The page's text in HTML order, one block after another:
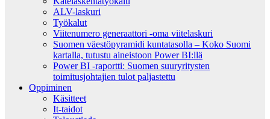
ALV-laskuri
Työkalut
Viitenumero generaattori -oma viitelaskuri
Suomen väestöpyramidi kuntatasolla – Koko Suomi
kartalla, tutustu aineistoon Power BI:llä
Power BI -raportti: Suomen suuryritysten
toimitusjohtajien tulot paljastettu
Oppiminen
Käsitteet
It-taidot